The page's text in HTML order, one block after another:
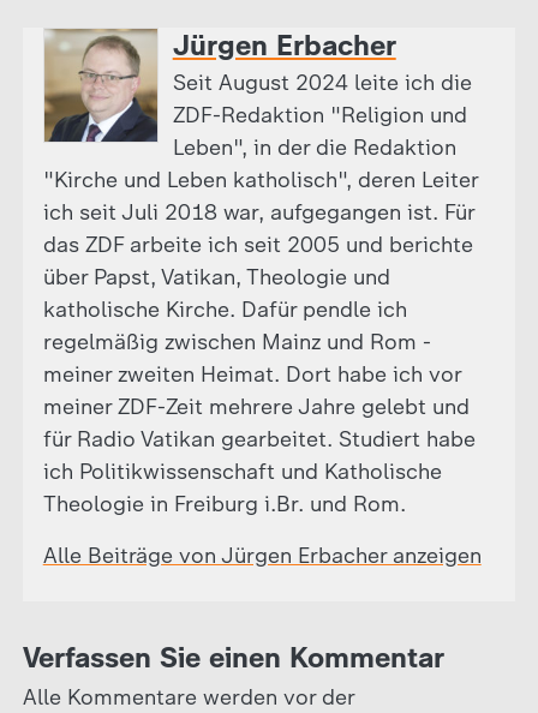
Jürgen Erbacher
Seit August 2024 leite ich die
ZDF-Redaktion "Religion und
Leben", in der die Redaktion
"Kirche und Leben katholisch", deren Leiter
ich seit Juli 2018 war, aufgegangen ist. Für
das ZDF arbeite ich seit 2005 und berichte
über Papst, Vatikan, Theologie und
katholische Kirche. Dafür pendle ich
regelmäßig zwischen Mainz und Rom -
meiner zweiten Heimat. Dort habe ich vor
meiner ZDF-Zeit mehrere Jahre gelebt und
für Radio Vatikan gearbeitet. Studiert habe
ich Politikwissenschaft und Katholische
Theologie in Freiburg i.Br. und Rom.
Alle Beiträge von Jürgen Erbacher anzeigen
Verfassen Sie einen Kommentar
Alle Kommentare werden vor der